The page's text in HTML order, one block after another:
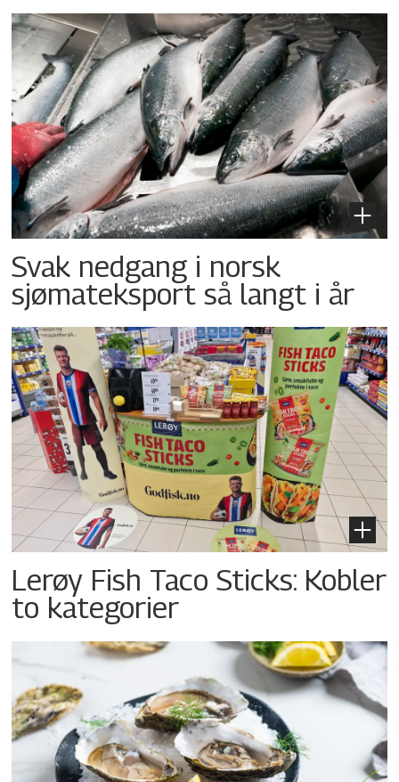
Svak nedgang i norsk
sjømateksport så langt i år
Lerøy Fish Taco Sticks: Kobler
to kategorier